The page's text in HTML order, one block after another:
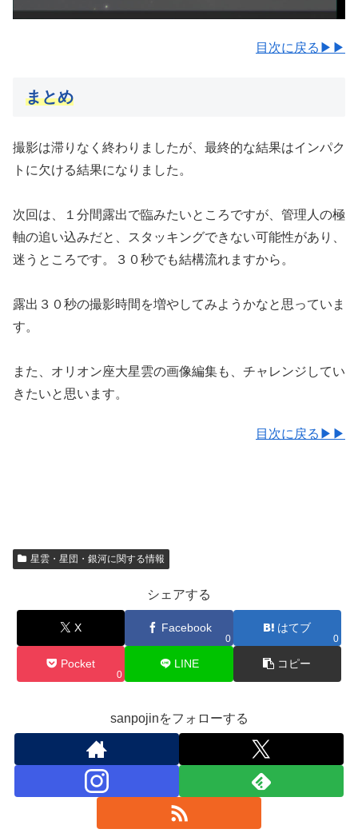
目次に戻る▶▶
まとめ
撮影は滞りなく終わりましたが、最終的な結果はインパク
トに欠ける結果になりました。
次回は、１分間露出で臨みたいところですが、管理人の極
軸の追い込みだと、スタッキングできない可能性があり、
迷うところです。３０秒でも結構流れますから。
露出３０秒の撮影時間を増やしてみようかなと思っていま
す。
また、オリオン座大星雲の画像編集も、チャレンジしてい
きたいと思います。
目次に戻る▶▶
星雲・星団・銀河に関する情報
シェアする
X Facebook
0
はてブ
0
Pocket
0
LINE コピー
sanpojinをフォローする